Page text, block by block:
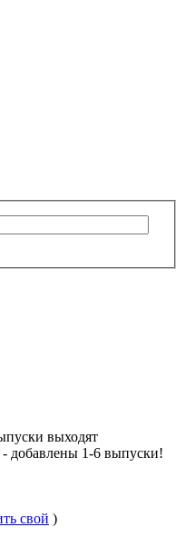
выходят
- добавлены 1-6 выпуски!
свой )